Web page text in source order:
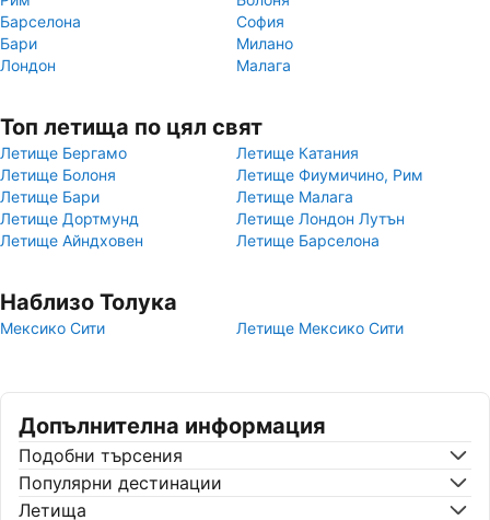
Барселона
София
Бари
Милано
Лондон
Малага
Топ летища по цял свят
Летище Бергамо
Летище Катания
Летище Болоня
Летище Фиумичино, Рим
Летище Бари
Летище Малага
Летище Дортмунд
Летище Лондон Лутън
Летище Айндховен
Летище Барселона
Наблизо Толука
Мексико Сити Летище Мексико Сити
Допълнителна информация
Подобни търсения
Популярни дестинации
Летища